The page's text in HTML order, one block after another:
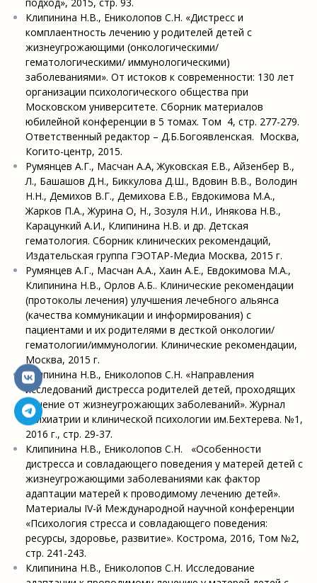
Клипинина Н.В., Ениколопов С.Н. «Дистресс и
комплаентность лечению у родителей детей с
жизнеугрожающими (онкологическими/
гематологическими/ иммунологическими)
заболеваниями». От истоков к современности: 130 лет
организации психологического общества при
Московском университете. Сборник материалов
юбилейной конференции в 5 томах. Том 4, стр. 277-279.
Ответственный редактор – Д.Б.Богоявленская. Москва,
Когито-центр, 2015.
Румянцев А.Г., Масчан А.А, Жуковская Е.В., Айзенбер В.,
Л., Башашов Д.Н., Биккулова Д.Ш., Вдовин В.В., Володин
Н.Н., Демихов В.Г., Демихова Е.В., Евдокимова М.А.,
Жарков П.А., Журина О, Н., Зозуля Н.И., Инякова Н.В.,
Карацункий А.И., Клипинина Н.В. и др. Детская
гематология. Сборник клинических рекомендаций,
Издательская группа ГЭОТАР-Медиа Москва, 2015 г.
Румянцев А.Г., Масчан А.А., Хаин А.Е., Евдокимова М.А.,
Клипинина Н.В., Орлов А.Б.. Клинические рекомендации
(протоколы лечения) улучшения лечебного альянса
(качества коммуникации и информирования) с
пациентами и их родителями в десткой онкологии/
гематологии/иммунологии. Клинические рекомендации,
Москва, 2015 г.
Клипинина Н.В., Ениколопов С.Н. «Направления
исследований дистресса родителей детей, проходящих
лечение от жизнеугрожающих заболеваний». Журнал
психиатрии и клинической психологии им.Бехтерева. №1,
2016 г., стр. 29-37.
Клипинина Н.В., Ениколопов С.Н. «Особенности
дистресса и совладающего поведения у матерей детей с
жизнеугрожающими заболеваниями как фактор
адаптации матерей к проводимому лечению детей».
Материалы IV-й Международной научной конференции
«Психология стресса и совладающего поведения:
ресурсы, здоровье, развитие». Кострома, 2016, Том №2,
стр. 241-243.
Клипинина Н.В., Ениколопов С.Н. Исследование